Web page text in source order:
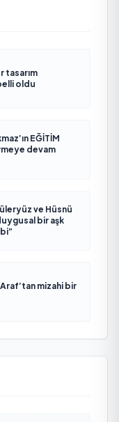
tasarım
oldu
EĞİTİM
devam
ve Hüsnü
bir aşk
mizahi bir